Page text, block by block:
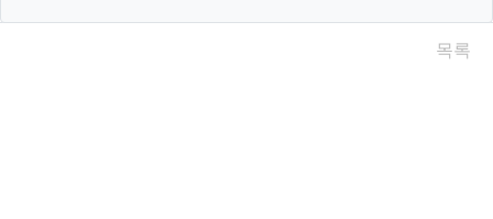
목록